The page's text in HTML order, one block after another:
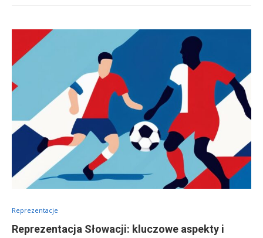
Reprezentacje
Reprezentacja Słowacji: kluczowe aspekty i